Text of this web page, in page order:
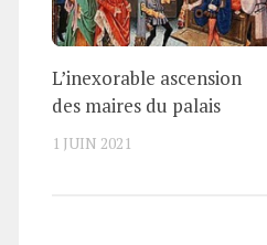
L’inexorable ascension
des maires du palais
1 JUIN 2021